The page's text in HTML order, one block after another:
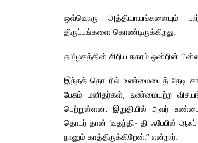
ஒவ்வொரு அத்தியாயங்களையும்
திருப்பங்களை கொண்டிருக்கிறது.
தமிழகத்தின் சிறிய நகரம் ஒன்றின்
இந்தத் தொடரில் உண்மையைத் தேடி
பேசும் மனிதர்கள், உண்மையற்ற
பெற்றுள்ளன. இறுதியில் அவர்
தொடர் தான் ‘வதந்தி- தி ஃபேபிள்
நானும் காத்திருக்கிறேன்.” என்றார்.